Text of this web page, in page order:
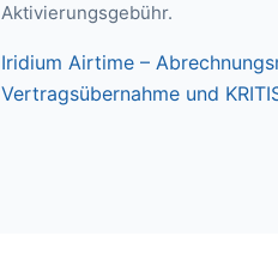
Aktivierungsgebühr.
Iridium Airtime –
Vertragsübernahme und